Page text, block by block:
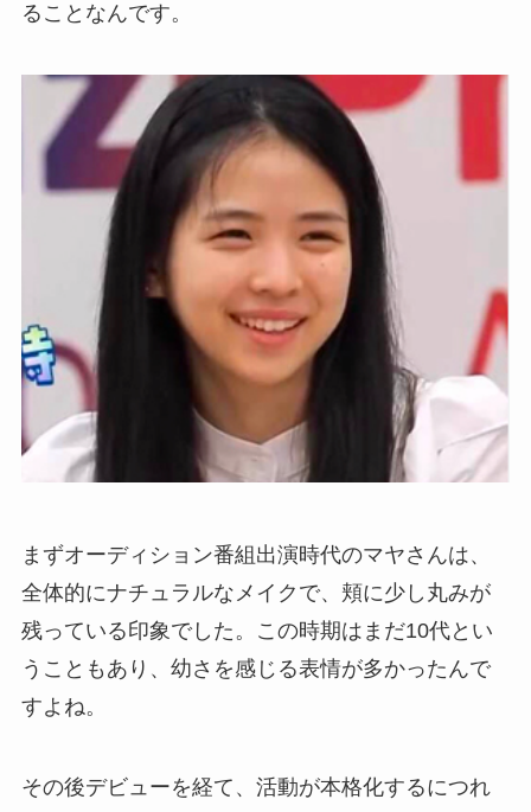
ることなんです。
まずオーディション番組出演時代のマヤさんは、
全体的にナチュラルなメイクで、頬に少し丸みが
残っている印象でした。この時期はまだ10代とい
うこともあり、幼さを感じる表情が多かったんで
すよね。
その後デビューを経て、活動が本格化するにつれ